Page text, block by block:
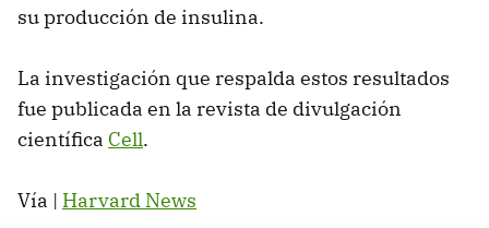
su producción de insulina.
La investigación que respalda estos resultados
fue publicada en la revista de divulgación
científica Cell.
Vía | Harvard News